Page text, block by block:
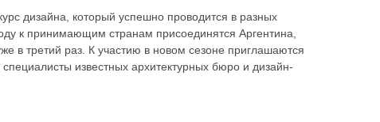
дизайна, который успешно проводится в разных
к принимающим странам присоединятся Аргентина,
в третий раз. К участию в новом сезоне приглашаются
известных архитектурных бюро и дизайн-